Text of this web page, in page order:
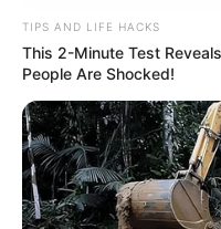
ΤΑΥΤΟΤΗΤΑ ΚΑΙ
TIPS AND LIFE HACKS
This 2-Minute Test
People Are Shocked!